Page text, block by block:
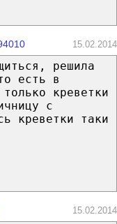
15.02.2014
решила
есть в
креветки
с
креветки таки
15.02.2014